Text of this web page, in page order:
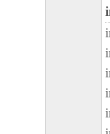
お客様
キヤノ
しくは
４．所有
「本ソ
により